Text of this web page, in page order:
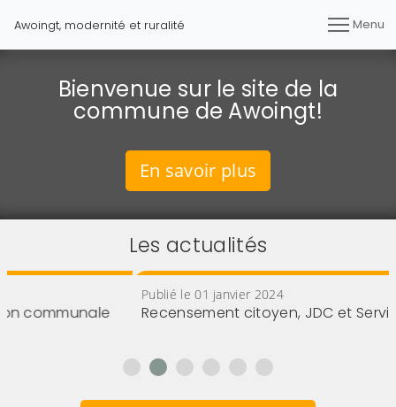
Awoingt, modernité et ruralité Menu
Bienvenue sur le site de la
commune de Awoingt!
En savoir plus
Les actualités
Publié le 01 janvier 2024
Recensement citoyen, JDC et Service